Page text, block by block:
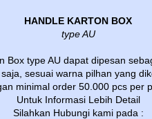
HANDLE KARTON BOX
type AU
Box type AU dapat dipesan
sesuai warna pilhan yang
minimal order 50.000 pcs per
Untuk Informasi Lebih Detail
Silahkan Hubungi kami pada :